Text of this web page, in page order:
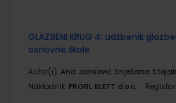
GLAZBENI KRUG 4; udžbenik
osnovne škole
Autor(i): Ana Janković Snježana
Nakladnik: PROFIL KLETT d.o.o.